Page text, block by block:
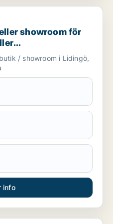
för uthyrning i Lidingö
showroom för
/ showroom i Lidingö,
info